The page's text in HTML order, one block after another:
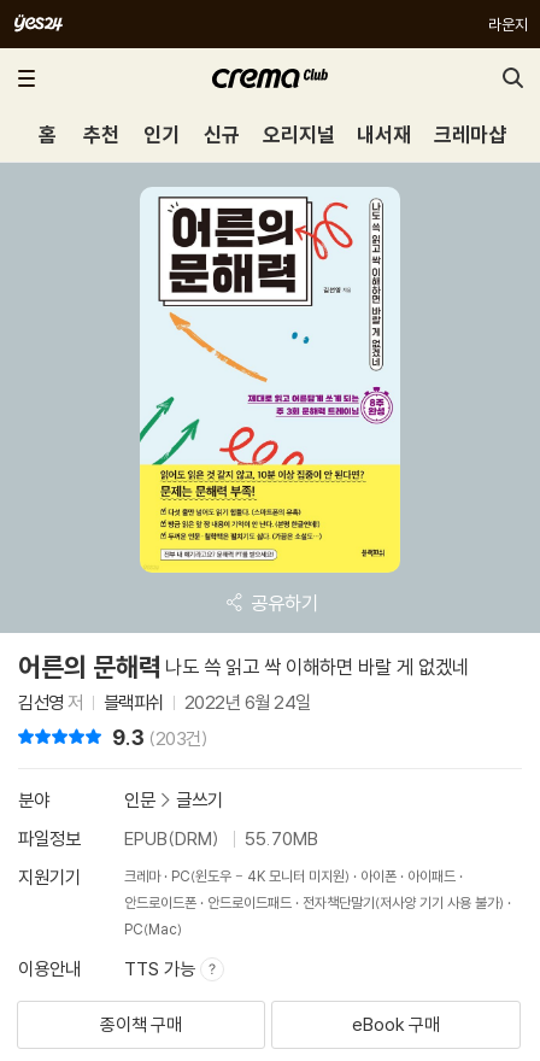
라운지
홈 추천 인기 신규 오리지널 내서재 크레마샵
공유하기
어른의 문해력 나도 쓱 읽고 싹 이해하면 바랄 게 없겠네
김선영 저 블랙피쉬 2022년 6월 24일
9.3 (203건)
분야 인문 > 글쓰기
파일정보
EPUB(DRM)
55.70MB
지원기기
크레마 PC(윈도우 - 4K 모니터 미지원) 아이폰
아이패드
안드로이드폰
안드로이드패드
전자책단말기(저사양 기기 사용 불가)
PC(Mac)
이용안내 TTS 가능
종이책 구매 eBook 구매